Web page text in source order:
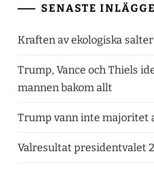
SENASTE
Kraften av ekologiska
Trump, Vance och Thiels
mannen bakom allt
Trump vann inte majoritet
Valresultat presidentvalet